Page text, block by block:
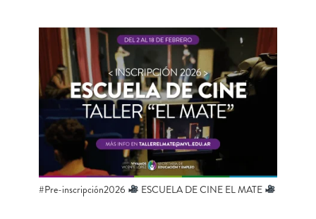
#Pre-inscripción2026 ESCUELA DE CINE EL MATE